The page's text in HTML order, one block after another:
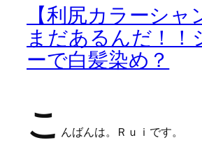
【利尻カラーシャ
まだあるんだ！！
ーで白髪染め？
こ んばんは。Ｒｕｉです。